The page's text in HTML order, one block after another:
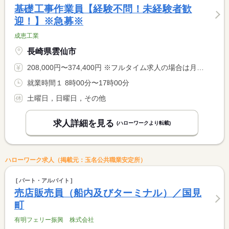
基礎工事作業員【経験不問！未経験者歓
迎！】※急募※
成恵工業
長崎県雲仙市
208,000円〜374,400円 ※フルタイム求人の場合は月額（換算額）、パート求人の場合は時間額を表示しています。
就業時間１ 8時00分〜17時00分
土曜日，日曜日，その他
求人詳細を見る (ハローワークより転載)
ハローワーク求人（掲載元：玉名公共職業安定所）
パート・アルバイト
売店販売員（船内及びターミナル）／国見
町
有明フェリー振興 株式会社